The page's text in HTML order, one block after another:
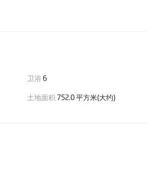
卫浴 6
土地面积 752.0 平方米(大约)